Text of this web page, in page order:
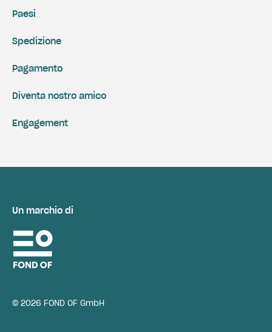
Spedizione
Pagamento
Engagement
Diventa nostro amico
Paesi
Un marchio di
© 2026 FOND OF GmbH